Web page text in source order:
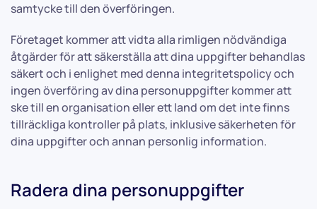
samtycke till den överföringen.
Företaget kommer att vidta alla rimligen nödvändiga
åtgärder för att säkerställa att dina uppgifter behandlas
säkert och i enlighet med denna integritetspolicy och
ingen överföring av dina personuppgifter kommer att
ske till en organisation eller ett land om det inte finns
tillräckliga kontroller på plats, inklusive säkerheten för
dina uppgifter och annan personlig information.
Radera dina personuppgifter